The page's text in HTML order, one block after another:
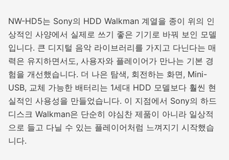
NW-HD5는 Sony의 HDD Walkman 계열을 종이 위의 인
상적인 사양에서 실제로 쓰기 좋은 기기로 바꿔 보인 모델
입니다. 큰 디지털 음악 라이브러리를 가지고 다닌다는 매
력은 유지하면서도, 사용자와 플레이어가 만나는 기본 경
험을 개선했습니다. 더 나은 탐색, 회전하는 화면, Mini-
USB, 교체 가능한 배터리는 1세대 HDD 모델보다 훨씬 현
실적인 사용성을 만들었습니다. 이 지점에서 Sony의 하드
디스크 Walkman은 단순히 야심찬 제품이 아니라 일상적
으로 들고 다닐 수 있는 플레이어처럼 느껴지기 시작했습
니다.